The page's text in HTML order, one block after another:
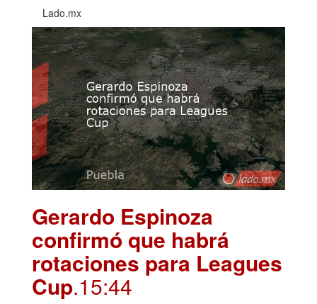
Lado.mx
Gerardo Espinoza
confirmó que habrá
rotaciones para Leagues
Cup.15:44